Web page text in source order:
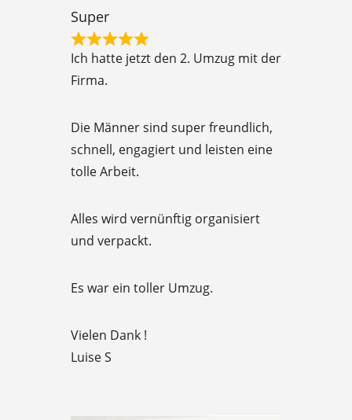
t
o
f
Super
R
d
5
o
t
o
5
Ich hatte jetzt den 2. Umzug mit der
Firma.
Die Männer sind super freundlich,
schnell, engagiert und leisten eine
tolle Arbeit.
Alles wird vernünftig organisiert
und verpackt.
Es war ein toller Umzug.
Vielen Dank !
Luise S